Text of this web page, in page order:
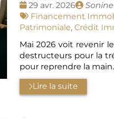
Date
:
29 avr. 2026
Publié
par
Tags
:
Financement
Patrimoniale, Crédit
Mai 2026 voit revenir
destructeurs pour la
pour reprendre la main.
Lire la suite